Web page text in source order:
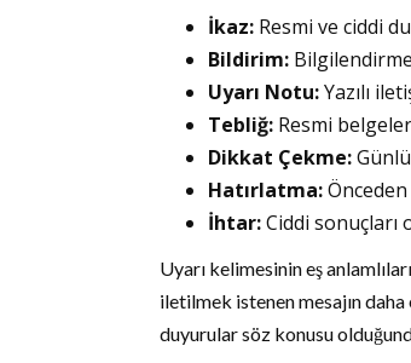
İkaz: Resmi ve ciddi
Bildirim: Bilgilendirme
Uyarı Notu:Yazılı
Tebliğ: Resmi
Dikkat Çekme:
Hatırlatma:
İhtar:Ciddi
Uyarı kelimesinin eş
iletilmek istenen mesajın
duyurular söz konusu